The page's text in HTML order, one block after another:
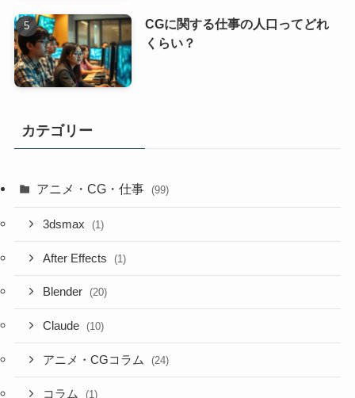
CGに関する仕事の人口ってどれ
くらい？
カテゴリー
アニメ・CG・仕事 (99)
3dsmax (1)
After Effects (1)
Blender (20)
Claude (10)
アニメ・CGコラム (24)
コラム (1)